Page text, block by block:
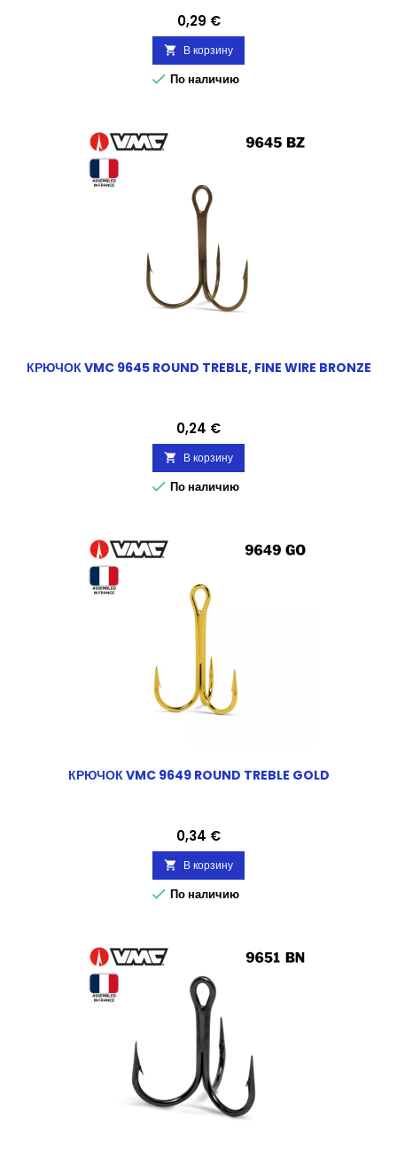
Цена
0,29 €
 В корзину
 По наличию
КРЮЧОК VMC 9645 ROUND TREBLE, FINE WIRE BRONZE
Цена
0,24 €
 В корзину
 По наличию
КРЮЧОК VMC 9649 ROUND TREBLE GOLD
Цена
0,34 €
 В корзину
 По наличию